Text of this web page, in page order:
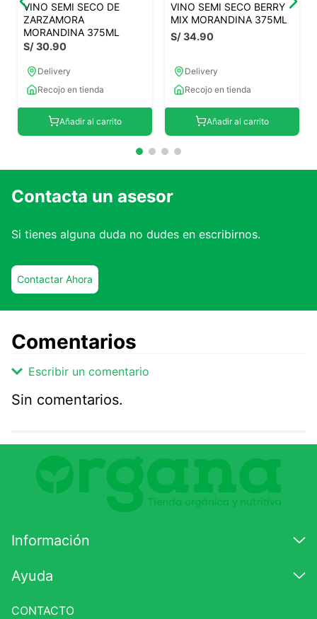
VINO SEMI SECO DE
ZARZAMORA
MORANDINA 375ML
S/30.90
Delivery
Recojo en tienda
Añadir al carrito
VINO SEMI SECO BERRY
MIX MORANDINA 375ML
S/34.90
Delivery
Recojo en tienda
Añadir al carrito
Contacta un asesor
Si tienes alguna duda no dudes en escribirnos.
Contactar Ahora
Comentarios
Escribir un comentario
Comentario
Califique el producto de 1 a 5 estrellas
★★★
Correo electrónico
Sin comentarios.
Información
Ayuda
CONTACTO